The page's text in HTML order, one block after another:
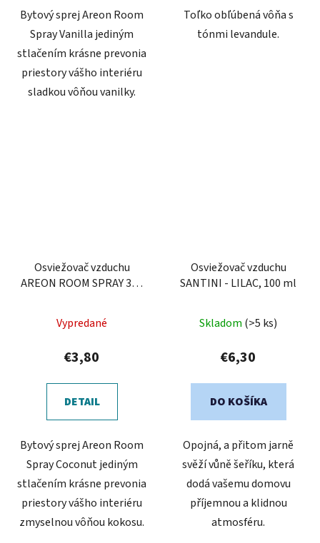
Bytový sprej Areon Room
Spray Vanilla jediným
stlačením krásne prevonia
priestory vášho interiéru
sladkou vôňou vanilky.
hviezdičiek.
Toľko obľúbená vôňa s
tónmi levandule.
Osviežovač vzduchu
AREON ROOM SPRAY 300
Vypredané
€3,80
DETAIL
Bytový sprej Areon Room
Spray Coconut jediným
stlačením krásne prevonia
priestory vášho interiéru
zmyselnou vôňou kokosu.
Osviežovač vzduchu
SANTINI - LILAC, 100 ml
Skladom (>5 ks)
€6,30
DO KOŠÍKA
Opojná, a přitom jarně
svěží vůně šeříku, která
dodá vašemu domovu
příjemnou a klidnou
atmosféru.